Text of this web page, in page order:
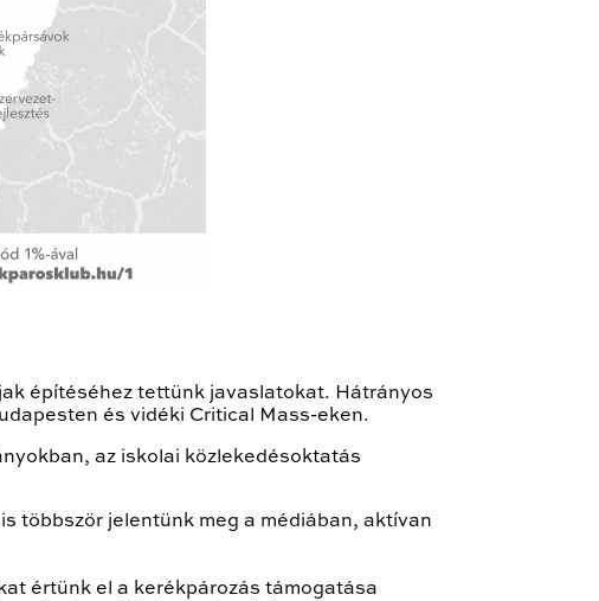
építéséhez tettünk javaslatokat. Hátrányos
és vidéki Critical Mass-eken.
az iskolai közlekedésoktatás
többször jelentünk meg a médiában, aktívan
értünk el a kerékpározás támogatása